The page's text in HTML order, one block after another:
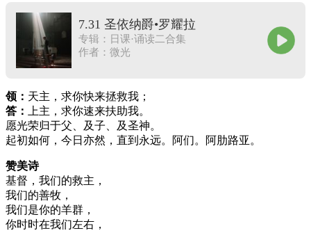
7.31 圣依纳爵•罗耀拉
专辑：日课·诵读二合集
作者：微光
领： 天主，求你快来拯救我；
答：
上主，求你速来扶助我。
愿光荣归于父、及子、及圣神。
起初如何，今日亦然，直到永远。阿们。阿肋路亚。
赞美诗
基督，我们的救主，
我们的善牧，
我们是你的羊群，
你时时在我们左右，